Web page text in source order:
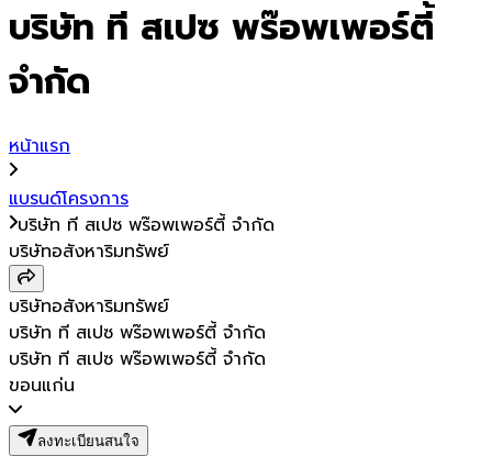
บริษัท ที สเปซ พร๊อพเพอร์ตี้
จำกัด
หน้าแรก
แบรนด์โครงการ
บริษัท ที สเปซ พร๊อพเพอร์ตี้ จำกัด
บริษัทอสังหาริมทรัพย์
บริษัทอสังหาริมทรัพย์
บริษัท ที สเปซ พร๊อพเพอร์ตี้ จำกัด
บริษัท ที สเปซ พร๊อพเพอร์ตี้ จำกัด
ขอนแก่น
ลงทะเบียนสนใจ